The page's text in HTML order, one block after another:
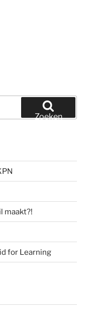
Zoeken
maakt?!
for Learning